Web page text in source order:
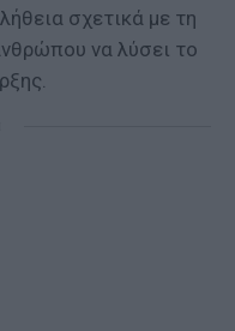
σχετικά με τη
να λύσει το